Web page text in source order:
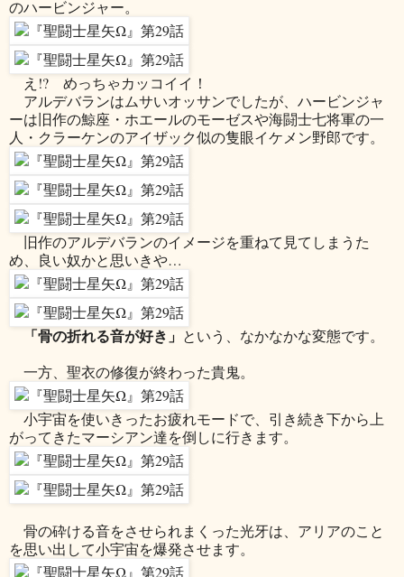
のハービンジャー。
え!? めっちゃカッコイイ！
アルデバランはムサいオッサンでしたが、ハービンジャ
ーは旧作の鯨座・ホエールのモーゼスや海闘士七将軍の一
人・クラーケンのアイザック似の隻眼イケメン野郎です。
旧作のアルデバランのイメージを重ねて見てしまうた
め、良い奴かと思いきや…
「骨の折れる音が好き」 という、なかなかな変態です。
一方、聖衣の修復が終わった貴鬼。
小宇宙を使いきったお疲れモードで、引き続き下から上
がってきたマーシアン達を倒しに行きます。
骨の砕ける音をさせられまくった光牙は、アリアのこと
を思い出して小宇宙を爆発させます。